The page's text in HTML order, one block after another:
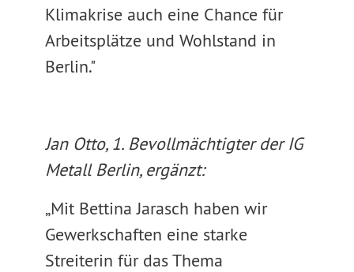
Klimakrise auch eine Chance für
Arbeitsplätze und Wohlstand in
Berlin."
Jan Otto, 1. Bevollmächtigter der IG
Metall Berlin, ergänzt:
„Mit Bettina Jarasch haben wir
Gewerkschaften eine starke
Streiterin für das Thema